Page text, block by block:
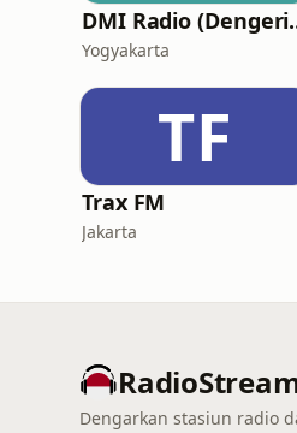
DMI
Yogyakarta
TF
Trax FM
Jakarta
Dengarkan stasiun radio